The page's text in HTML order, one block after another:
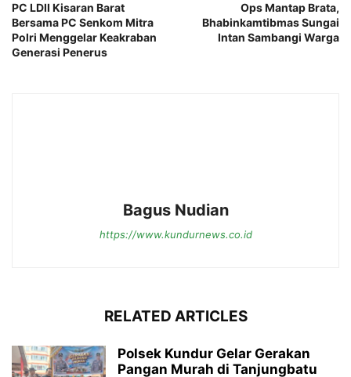
PC LDII Kisaran Barat
Bersama PC Senkom Mitra
Polri Menggelar Keakraban
Generasi Penerus
Ops Mantap Brata,
Bhabinkamtibmas Sungai
Intan Sambangi Warga
Bagus Nudian
https://www.kundurnews.co.id
RELATED ARTICLES
Polsek Kundur Gelar Gerakan
Pangan Murah di Tanjungbatu